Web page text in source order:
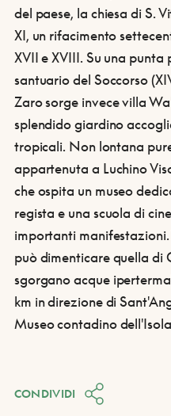
del paese, la chiesa di S.
XI, un rifacimento
XVII e XVIII. Su una
santuario del Soccorso
Zaro sorge invece villa
splendido giardino
tropicali. Non lontana
appartenuta a Luchino
che ospita un museo
regista e una scuola di
importanti manifestazioni.
può dimenticare quella di
sgorgano acque
km in direzione di
Museo contadino
CONDIVIDI